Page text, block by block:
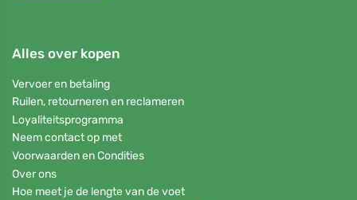
Alles over kopen
Vervoer en betaling
Ruilen, retourneren en reclameren
Loyaliteitsprogramma
Neem contact op met
Voorwaarden en Condities
Over ons
Hoe meet je de lengte van de voet